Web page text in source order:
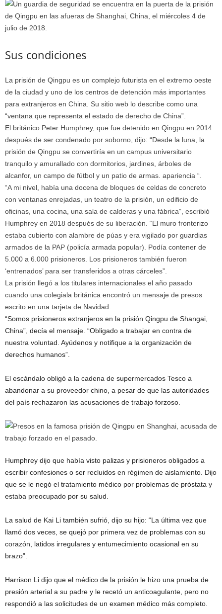
Sus condiciones
La prisión de Qingpu es un complejo futurista en el extremo oeste
de la ciudad y uno de los centros de detención más importantes
para extranjeros en China. Su sitio web lo describe como una
“ventana que representa el estado de derecho de China”.
El británico Peter Humphrey, que fue detenido en Qingpu en 2014
después de ser condenado por soborno, dijo: “Desde la luna, la
prisión de Qingpu se convertiría en un campus universitario
tranquilo y amurallado con dormitorios, jardines, árboles de
alcanfor, un campo de fútbol y un patio de armas. apariencia “.
“A mi nivel, había una docena de bloques de celdas de concreto
con ventanas enrejadas, un teatro de la prisión, un edificio de
oficinas, una cocina, una sala de calderas y una fábrica”, escribió
Humphrey en 2018 después de su liberación. “El muro fronterizo
estaba cubierto con alambre de púas y era vigilado por guardias
armados de la PAP (policía armada popular). Podía contener de
5.000 a 6.000 prisioneros. Los prisioneros también fueron
‘entrenados’ para ser transferidos a otras cárceles”.
La prisión llegó a los titulares internacionales el año pasado
cuando una colegiala británica encontró un mensaje de presos
escrito en una tarjeta de Navidad.
“Somos prisioneros extranjeros en la prisión Qingpu de Shangai,
China”, decía el mensaje. “Obligado a trabajar en contra de
nuestra voluntad. Ayúdenos y notifique a la organización de
derechos humanos”.
El escándalo obligó a la cadena de supermercados Tesco a
abandonar a su proveedor chino, a pesar de que las autoridades
del país rechazaron las acusaciones de trabajo forzoso.
Humphrey dijo que había visto palizas y prisioneros obligados a
escribir confesiones o ser recluidos en régimen de aislamiento. Dijo
que se le negó el tratamiento médico por problemas de próstata y
estaba preocupado por su salud.
La salud de Kai Li también sufrió, dijo su hijo: “La última vez que
llamó dos veces, se quejó por primera vez de problemas con su
corazón, latidos irregulares y entumecimiento ocasional en su
brazo”.
Harrison Li dijo que el médico de la prisión le hizo una prueba de
presión arterial a su padre y le recetó un anticoagulante, pero no
respondió a las solicitudes de un examen médico más completo.